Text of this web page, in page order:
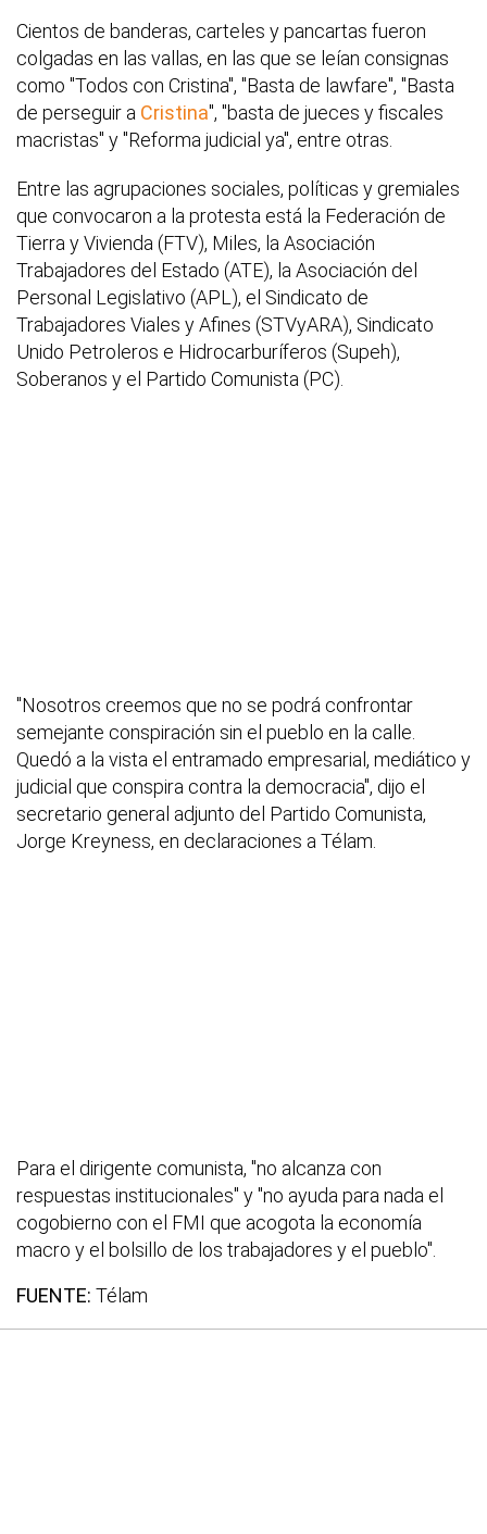
Cientos de banderas, carteles y pancartas fueron
colgadas en las vallas, en las que se leían consignas
como "Todos con Cristina", "Basta de lawfare", "Basta
de perseguir a Cristina", "basta de jueces y fiscales
macristas" y "Reforma judicial ya", entre otras.
Entre las agrupaciones sociales, políticas y gremiales
que convocaron a la protesta está la Federación de
Tierra y Vivienda (FTV), Miles, la Asociación
Trabajadores del Estado (ATE), la Asociación del
Personal Legislativo (APL), el Sindicato de
Trabajadores Viales y Afines (STVyARA), Sindicato
Unido Petroleros e Hidrocarburíferos (Supeh),
Soberanos y el Partido Comunista (PC).
"Nosotros creemos que no se podrá confrontar
semejante conspiración sin el pueblo en la calle.
Quedó a la vista el entramado empresarial, mediático y
judicial que conspira contra la democracia", dijo el
secretario general adjunto del Partido Comunista,
Jorge Kreyness, en declaraciones a Télam.
Para el dirigente comunista, "no alcanza con
respuestas institucionales" y "no ayuda para nada el
cogobierno con el FMI que acogota la economía
macro y el bolsillo de los trabajadores y el pueblo".
FUENTE: Télam